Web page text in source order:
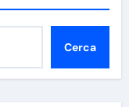
Cerca